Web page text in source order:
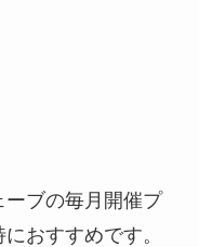
ーブの毎月開催プ
おすすめです。